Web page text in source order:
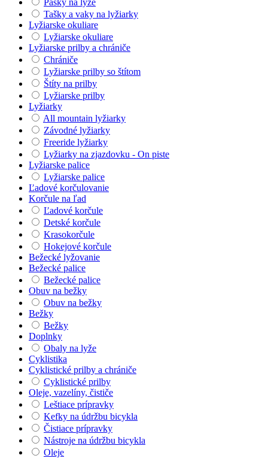
Pásky na lyže
Tašky a vaky na lyžiarky
Lyžiarske okuliare
Lyžiarske okuliare
Lyžiarske prilby a chrániče
Chrániče
Lyžiarske prilby so štítom
Štíty na prilby
Lyžiarske prilby
Lyžiarky
All mountain lyžiarky
Závodné lyžiarky
Freeride lyžiarky
Lyžiarky na zjazdovku - On piste
Lyžiarske palice
Lyžiarske palice
Ľadové korčulovanie
Korčule na ľad
Ľadové korčule
Detské korčule
Krasokorčule
Hokejové korčule
Bežecké lyžovanie
Bežecké palice
Bežecké palice
Obuv na bežky
Obuv na bežky
Bežky
Bežky
Doplnky
Obaly na lyže
Cyklistika
Cyklistické prilby a chrániče
Cyklistické prilby
Oleje, vazelíny, čističe
Leštiace prípravky
Kefky na údržbu bicykla
Čistiace prípravky
Nástroje na údržbu bicykla
Oleje